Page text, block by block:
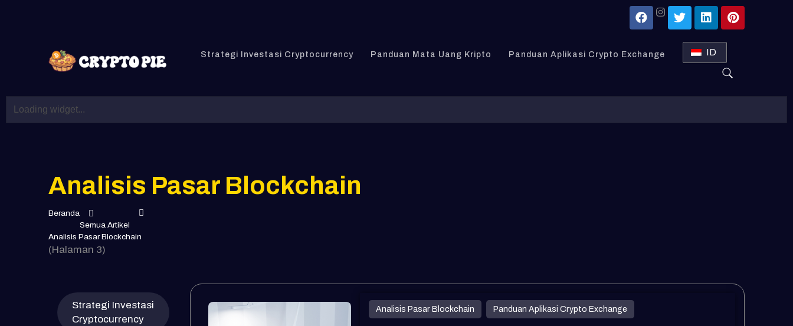
Strategi Investasi Cryptocurrency Panduan Mata Uang Kripto Panduan Aplikasi Crypto Exchange ID
Analisis Pasar Blockchain
Beranda
Semua Artikel
Analisis Pasar Blockchain
(Halaman 3)
Strategi Investasi
Cryptocurrency
Analisis Pasar Blockchain Panduan Aplikasi Crypto Exchange